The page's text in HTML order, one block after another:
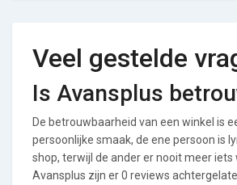
Veel gestelde
Is Avansplus
De betrouwbaarheid van een winkel is
persoonlijke smaak, de ene persoon is
shop, terwijl de ander er nooit meer iets
Avansplus zijn er 0 reviews